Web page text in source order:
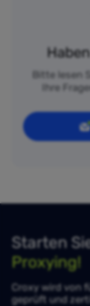
Bitte lesen
Ihre
Starten
Proxying!
Croxy wird von
geprüft und